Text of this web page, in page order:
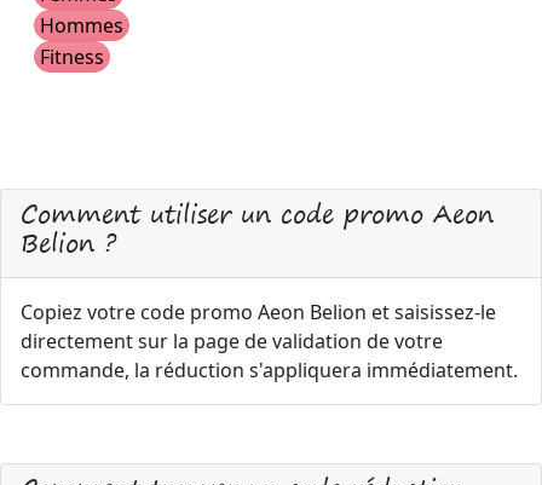
Hommes
Fitness
Comment utiliser un code promo Aeon
Belion ?
Copiez votre code promo Aeon Belion et saisissez-le
directement sur la page de validation de votre
commande, la réduction s'appliquera immédiatement.